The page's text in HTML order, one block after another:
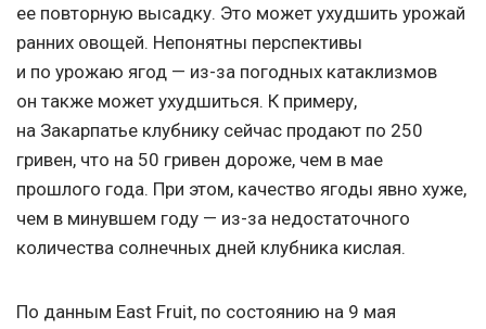
ее повторную высадку. Это может ухудшить урожай
ранних овощей. Непонятны перспективы
и по урожаю ягод — из-за погодных катаклизмов
он также может ухудшиться. К примеру,
на Закарпатье клубнику сейчас продают по 250
гривен, что на 50 гривен дороже, чем в мае
прошлого года. При этом, качество ягоды явно хуже,
чем в минувшем году — из-за недостаточного
количества солнечных дней клубника кислая.
По данным East Fruit, по состоянию на 9 мая